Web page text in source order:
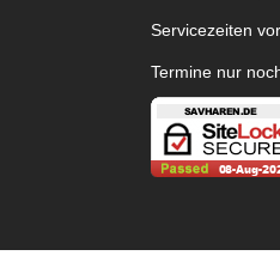
Servicezeiten
Termine nur